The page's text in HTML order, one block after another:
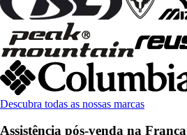
Descubra todas as nossas marcas
Assistência pós-venda na França